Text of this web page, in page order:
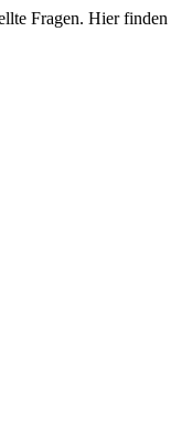
Fragen. Hier finden